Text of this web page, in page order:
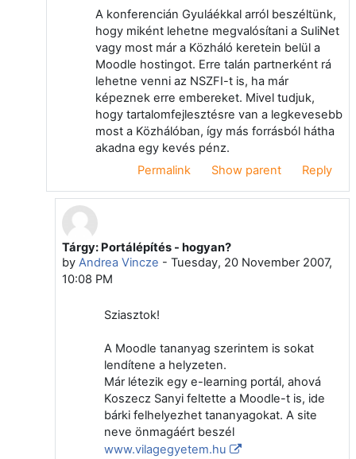
A konferencián Gyuláékkal arról beszéltünk,
hogy miként lehetne megvalósítani a SuliNet
vagy most már a Közháló keretein belül a
Moodle hostingot. Erre talán partnerként rá
lehetne venni az NSZFI-t is, ha már
képeznek erre embereket. Mivel tudjuk,
hogy tartalomfejlesztésre van a legkevesebb
most a Közhálóban, így más forrásból hátha
akadna egy kevés pénz.
Permalink
Show parent Reply
In reply to Árpád Bánhidi
Tárgy: Portálépítés - hogyan?
by Andrea Vincze - Tuesday, 20 November 2007,
10:08 PM
Sziasztok!
A Moodle tananyag szerintem is sokat
lendítene a helyzeten.
Már létezik egy e-learning portál, ahová
Koszecz Sanyi feltette a Moodle-t is, ide
bárki felhelyezhet tananyagokat. A site
neve önmagáért beszél
www.vilagegyetem.hu